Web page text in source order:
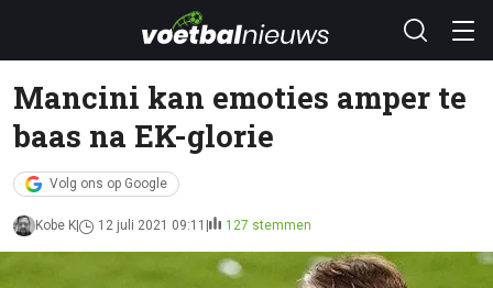
Mancini kan emoties amper te
baas na EK-glorie
Volg ons op Google
Kobe K 12 juli 2021 09:11 127 stemmen